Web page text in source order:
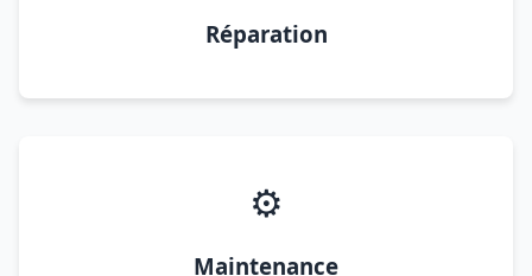
Réparation
⚙️
Maintenance